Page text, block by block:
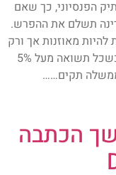
מוצע שהמדינה תבטח 30% מהתיק הפנסיוני, כך שאם
מאוזנות אך ורק
באמצעות תשואה עודפת שישיגו הקרנות, כשכל תשואה מעל 5%
תקים……
הכתבה